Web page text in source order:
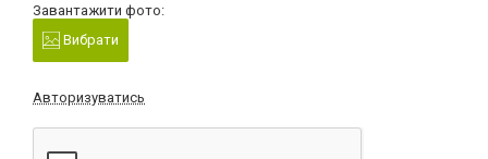
Завантажити фото:
Вибрати
Авторизуватись